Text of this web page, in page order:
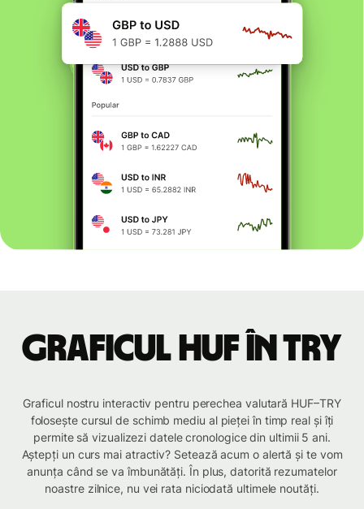
Graficul HUF în TRY
Graficul nostru interactiv pentru perechea valutară HUF–TRY
folosește cursul de schimb mediu al pieței în timp real și îți
permite să vizualizezi datele cronologice din ultimii 5 ani.
Aștepți un curs mai atractiv? Setează acum o alertă și te vom
anunța când se va îmbunătăți. În plus, datorită rezumatelor
noastre zilnice, nu vei rata niciodată ultimele noutăți.